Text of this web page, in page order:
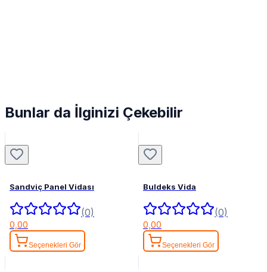
Bunlar da İlginizi Çekebilir
Sandviç Panel Vidası
(0)
0,00
Seçenekleri Gör
Buldeks Vida
(0)
0,00
Seçenekleri Gör